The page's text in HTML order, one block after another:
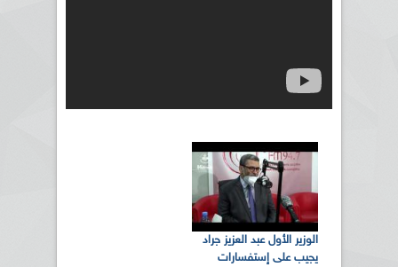
الوزير الأول عبد العزيز جراد
يجيب على إستفسارات